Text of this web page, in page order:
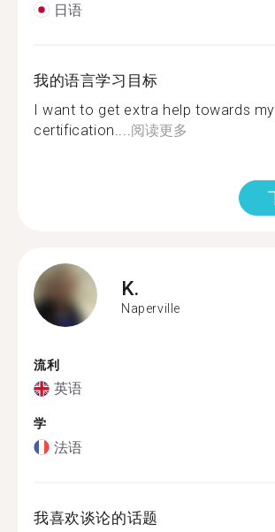
日语
我的语言学习目标
I want to get extra help towards
certification.... 阅读更多
K.
Naperville
流利
英语
学
法语
我喜欢谈论的话题